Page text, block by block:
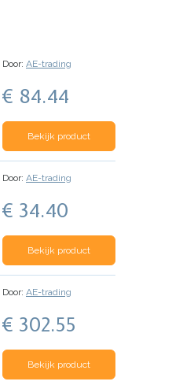
Door: AE-trading
€ 84.44
Bekijk product
Door: AE-trading
€ 34.40
Bekijk product
Door: AE-trading
€ 302.55
Bekijk product